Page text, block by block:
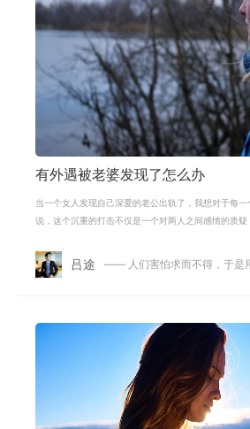
有外遇被老婆发现了怎么办
当一个女人发现自己深爱的老公出轨了，我想对于每
说，这个沉重的打击不仅是一个对两人之间感情的质
吕途 —— 人们害怕求而不得，于是